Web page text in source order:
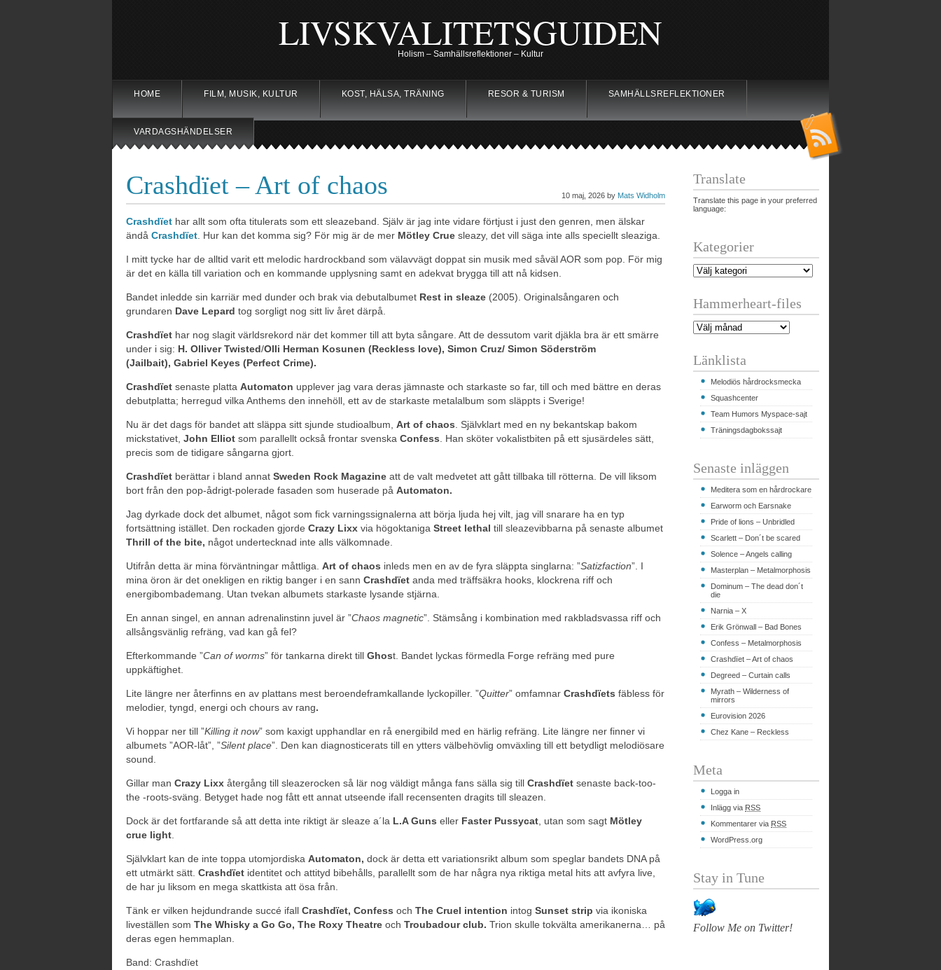
LIVSKVALITETSGUIDEN
Holism – Samhällsreflektioner – Kultur
HOME FILM, MUSIK, KULTUR KOST, HÄLSA, TRÄNING RESOR & TURISM SAMHÄLLSREFLEKTIONER
VARDAGSHÄNDELSER
Crashdïet – Art of chaos 10 maj, 2026 by Mats Widholm
Crashdïet har allt som ofta titulerats som ett sleazeband. Själv är jag inte vidare förtjust i just den genren, men älskar
ändå Crashdïet . Hur kan det komma sig? För mig är de mer Mötley Crue sleazy, det vill säga inte alls speciellt sleaziga.
I mitt tycke har de alltid varit ett melodic hardrockband som välavvägt doppat sin musik med såväl AOR som pop. För mig
är det en källa till variation och en kommande upplysning samt en adekvat brygga till att nå kidsen.
Bandet inledde sin karriär med dunder och brak via debutalbumet Rest in sleaze (2005). Originalsångaren och
grundaren Dave Lepard tog sorgligt nog sitt liv året därpå.
Crashdïet har nog slagit världsrekord när det kommer till att byta sångare. Att de dessutom varit djäkla bra är ett smärre
under i sig: H. Olliver Twisted/Olli Herman Kosunen (Reckless love), Simon Cruz/ Simon Söderström
(Jailbait), Gabriel Keyes (Perfect Crime).
Crashdïet senaste platta Automaton upplever jag vara deras jämnaste och starkaste so far, till och med bättre en deras
debutplatta; herregud vilka Anthems den innehöll, ett av de starkaste metalalbum som släppts i Sverige!
Nu är det dags för bandet att släppa sitt sjunde studioalbum, Art of chaos . Självklart med en ny bekantskap bakom
mickstativet, John Elliot som parallellt också frontar svenska Confess . Han sköter vokalistbiten på ett sjusärdeles sätt,
precis som de tidigare sångarna gjort.
Crashdïet berättar i bland annat Sweden Rock Magazine att de valt medvetet att gått tillbaka till rötterna. De vill liksom
bort från den pop-ådrigt-polerade fasaden som huserade på Automaton.
Jag dyrkade dock det albumet, något som fick varningssignalerna att börja ljuda hej vilt, jag vill snarare ha en typ
fortsättning istället. Den rockaden gjorde Crazy Lixx via högoktaniga Street lethal till sleazevibbarna på senaste albumet
Thrill of the bite, något undertecknad inte alls välkomnade.
Utifrån detta är mina förväntningar måttliga. Art of chaos inleds men en av de fyra släppta singlarna: ”Satizfaction”. I
mina öron är det onekligen en riktig banger i en sann Crashdïet anda med träffsäkra hooks, klockrena riff och
energibombademang. Utan tvekan albumets starkaste lysande stjärna.
En annan singel, en annan adrenalinstinn juvel är ”Chaos magnetic”. Stämsång i kombination med rakbladsvassa riff och
allsångsvänlig refräng, vad kan gå fel?
Efterkommande ”Can of worms” för tankarna direkt till Ghost. Bandet lyckas förmedla Forge refräng med pure
uppkäftighet.
Lite längre ner återfinns en av plattans mest beroendeframkallande lyckopiller. ”Quitter” omfamnar Crashdïets fäbless för
melodier, tyngd, energi och chours av rang.
Vi hoppar ner till ”Killing it now” som kaxigt upphandlar en rå energibild med en härlig refräng. Lite längre ner finner vi
albumets ”AOR-låt”, ”Silent place”. Den kan diagnosticerats till en ytters välbehövlig omväxling till ett betydligt melodiösare
sound.
Gillar man Crazy Lixx återgång till sleazerocken så lär nog väldigt många fans sälla sig till Crashdïet senaste back-too-
the -roots-sväng. Betyget hade nog fått ett annat utseende ifall recensenten dragits till sleazen.
Dock är det fortfarande så att detta inte riktigt är sleaze a´la L.A Guns eller Faster Pussycat , utan som sagt Mötley
crue light
Självklart kan de inte toppa utomjordiska Automaton, dock är detta ett variationsrikt album som speglar bandets DNA på
ett utmärkt sätt. Crashdïet identitet och attityd bibehålls, parallellt som de har några nya riktiga metal hits att avfyra live,
de har ju liksom en mega skattkista att ösa från.
Tänk er vilken hejdundrande succé ifall Crashdïet, Confess och The Cruel intention intog Sunset strip via ikoniska
liveställen som The Whisky a Go Go, The Roxy Theatre och Troubadour club. Trion skulle tokvälta amerikanerna… på
deras egen hemmaplan.
Band: Crashdïet
Translate
Translate this page in your preferred
language:
Kategorier
Hammerheart-files
Länklista
Melodiös hårdrocksmecka
Squashcenter
Team Humors Myspace-sajt
Träningsdagbokssajt
Senaste inläggen
Meditera som en hårdrockare
Earworm och Earsnake
Pride of lions – Unbridled
Scarlett – Don´t be scared
Solence – Angels calling
Masterplan – Metalmorphosis
Dominum – The dead don´t
die
Narnia – X
Erik Grönwall – Bad Bones
Confess – Metalmorphosis
Crashdïet – Art of chaos
Degreed – Curtain calls
Myrath – Wilderness of
mirrors
Eurovision 2026
Chez Kane – Reckless
Meta
Logga in
Inlägg via RSS
Kommentarer via RSS
WordPress.org
Stay in Tune
Follow Me on Twitter!